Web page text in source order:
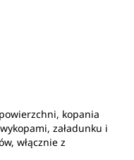
kopania
załadunku i
włącznie z